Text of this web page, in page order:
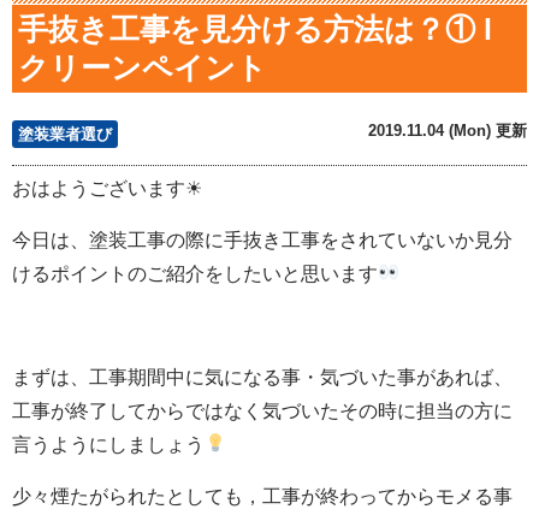
手抜き工事を見分ける方法は？① l
クリーンペイント
塗装業者選び 2019.11.04 (Mon) 更新
おはようございます☀
今日は、塗装工事の際に手抜き工事をされていないか見分
けるポイントのご紹介をしたいと思います
まずは、工事期間中に気になる事・気づいた事があれば、
工事が終了してからではなく気づいたその時に担当の方に
言うようにしましょう
少々煙たがられたとしても，工事が終わってからモメる事